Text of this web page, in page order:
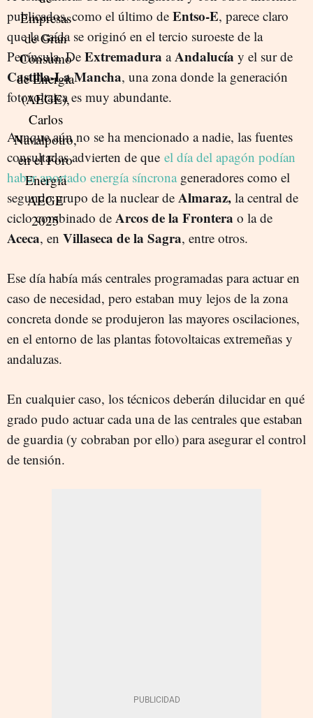
publicados, como el último de Entso-E, parece claro
que la caída se originó en el tercio suroeste de la
Península. De Extremadura aAndalucía y el sur de
Castilla-La Mancha, una zona donde la generación
fotovoltaica es muy abundante.
Aunque aún no se ha mencionado a nadie, las fuentes
consultadas advierten de que el día del apagón podían
haber aportado energía síncronageneradores como el
segundo grupo de la nuclear de Almaraz, la central de
ciclo combinado de Arcos de la Frontera o la de
Aceca, en Villaseca de la Sagra, entre otros.
Ese día había más centrales programadas para actuar en
caso de necesidad, pero estaban muy lejos de la zona
concreta donde se produjeron las mayores oscilaciones,
en el entorno de las plantas fotovoltaicas extremeñas y
andaluzas.
En cualquier caso, los técnicos deberán dilucidar en qué
grado pudo actuar cada una de las centrales que estaban
de guardia (y cobraban por ello) para asegurar el control
de tensión.